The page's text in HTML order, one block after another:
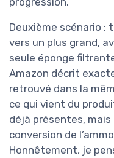
Deuxième scénario :
vers un plus grand,
seule éponge
Amazon décrit
retrouvé dans la
ce qui vient du
déjà présentes,
conversion de
Honnêtement, je